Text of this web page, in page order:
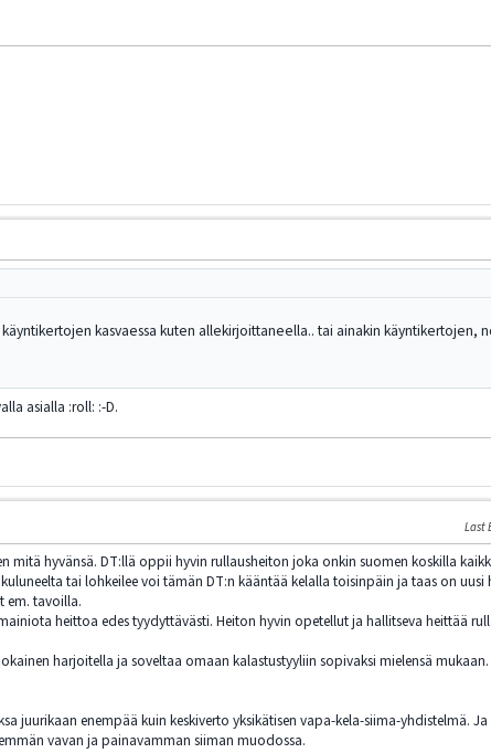
kasvaessa kuten allekirjoittaneella.. tai ainakin käyntikertojen,
asialla :roll: :-D.
Last
mitä hyvänsä. DT:llä oppii hyvin rullausheiton joka onkin suomen koskilla
tai lohkeilee voi tämän DT:n kääntää kelalla toisinpäin ja taas on
em. tavoilla.
heittoa edes tyydyttävästi. Heiton hyvin opetellut ja hallitseva heittää
harjoitella ja soveltaa omaan kalastustyyliin sopivaksi mielensä
juurikaan enempää kuin keskiverto yksikätisen vapa-kela-siima-yhdistelmä.
vavan ja painavamman siiman muodossa.